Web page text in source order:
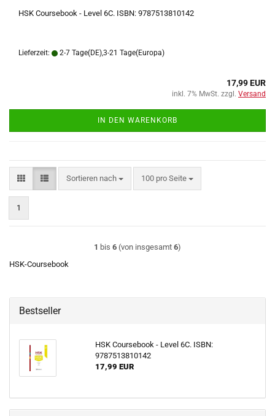
HSK Coursebook - Level 6C. ISBN: 9787513810142
Lieferzeit: 2-7 Tage(DE),3-21 Tage(Europa)
17,99 EUR
inkl. 7% MwSt. zzgl. Versand
IN DEN WARENKORB
Sortieren nach
Sortieren nach 100 pro Seite
pro Seite
1
1 bis 6 (von insgesamt 6)
HSK-Coursebook
Bestseller
HSK Coursebook - Level 6C. ISBN:
9787513810142
17,99 EUR